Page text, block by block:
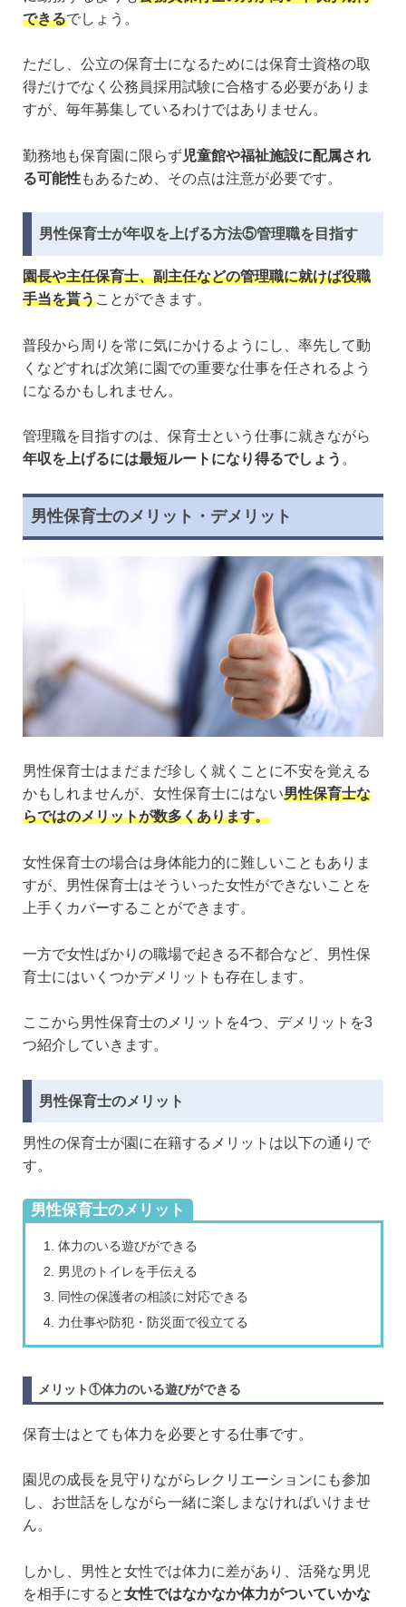
できるでしょう。
ただし、公立の保育士になるためには保育士資格の取
得だけでなく公務員採用試験に合格する必要がありま
すが、毎年募集しているわけではありません。
勤務地も保育園に限らず児童館や福祉施設に配属され
る可能性もあるため、その点は注意が必要です。
男性保育士が年収を上げる方法⑤管理職を目指す
園長や主任保育士、副主任などの管理職に就けば役職
手当を貰うことができます。
普段から周りを常に気にかけるようにし、率先して動
くなどすれば次第に園での重要な仕事を任されるよう
になるかもしれません。
管理職を目指すのは、保育士という仕事に就きながら
年収を上げるには最短ルートになり得るでしょう 。
男性保育士のメリット・デメリット
男性保育士はまだまだ珍しく就くことに不安を覚える
かもしれませんが、女性保育士にはない男性保育士な
らではのメリットが数多くあります。
女性保育士の場合は身体能力的に難しいこともありま
すが、男性保育士はそういった女性ができないことを
上手くカバーすることができます。
一方で女性ばかりの職場で起きる不都合など、男性保
育士にはいくつかデメリットも存在します。
ここから男性保育士のメリットを4つ、デメリットを3
つ紹介していきます。
男性保育士のメリット
男性の保育士が園に在籍するメリットは以下の通りで
す。
男性保育士のメリット
体力のいる遊びができる
男児のトイレを手伝える
同性の保護者の相談に対応できる
力仕事や防犯・防災面で役立てる
メリット①体力のいる遊びができる
保育士はとても体力を必要とする仕事です。
園児の成長を見守りながらレクリエーションにも参加
し、お世話をしながら一緒に楽しまなければいけませ
ん。
しかし、男性と女性では体力に差があり、活発な男児
を相手にすると女性ではなかなか体力がついていかな